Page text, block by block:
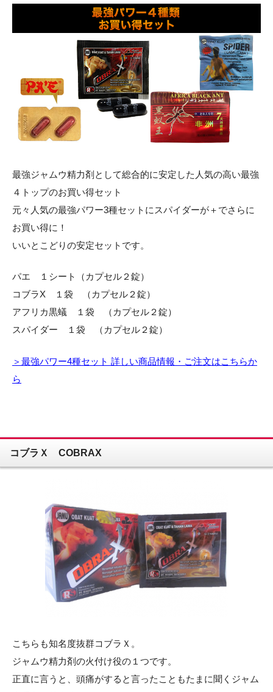
最強ジャムウ精力剤として総合的に安定した人気の高い最強
４トップのお買い得セット
元々人気の最強パワー3種セットにスパイダーが＋でさらに
お買い得に！
いいとこどりの安定セットです。
パエ １シート（カプセル２錠）
コブラX １袋 （カプセル２錠）
アフリカ黒蟻 １袋 （カプセル２錠）
スパイダー １袋 （カプセル２錠）
＞最強パワー4種セット 詳しい商品情報・ご注文はこちらか
ら
コブラＸ COBRAX
こちらも知名度抜群コブラＸ。
ジャムウ精力剤の火付け役の１つです。
正直に言うと、頭痛がすると言ったこともたまに聞くジャム